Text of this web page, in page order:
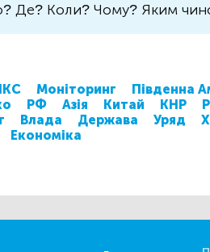
Де? Коли? Чому? Яким
Моніторинг
Південна
РФ Азія Китай КНР
Влада Держава Уряд
Економіка